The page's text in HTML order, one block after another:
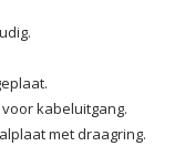
kabeluitgang.
met draagring.